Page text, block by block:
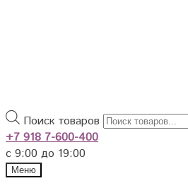
Поиск товаров
+7 918 7-600-400
с 9:00 до 19:00
Меню